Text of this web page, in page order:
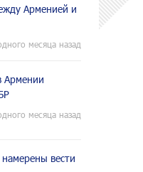
Арменией и
месяца назад
Армении
месяца назад
вести